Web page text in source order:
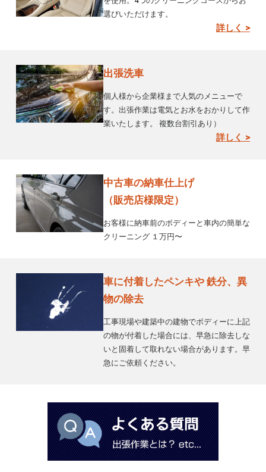
選びいただけます。
詳しく >
出張洗車
個人様から企業様まで人気のメニューで
す。出張作業は電気とお水をおかりして作
業いたします。 複数台割引あり）
詳しく >
中古車の納車仕上げ
（販売店様限定）
お客様に納車前のボディーと車内の簡単な
クリーニング １万円〜
車に付着したペンキや 鉄分、異
物の除去
工事現場や建築中の建物でボディーに上記
の物が付着した場合には、早急に除去しな
いと固着して取れない場合があります。早
急にご依頼ください。